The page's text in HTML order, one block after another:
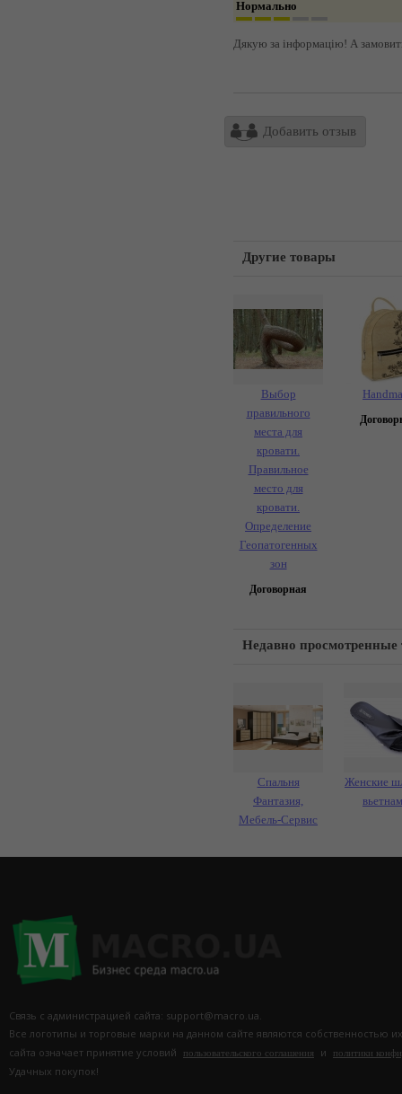
Нормально
Дякую за інформацію! А
Добавить отзыв
Другие товары
Выбор
правильного
места для
кровати.
Правильное
место для
кровати.
Определение
Геопатогенных
зон
Договорная
Недавно просмотренные
Спальня
Фантазия,
Мебель-Сервис
Женские
Связь с администрацией сайта: support@macro.ua.
Все логотипы и торговые марки на данном сайте являются собственностью
сайта означает принятие условий
пользовательского соглашения и политики
Удачных покупок!